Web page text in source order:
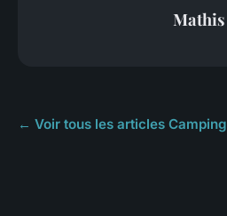
Mathis
← Voir tous les articles Camping